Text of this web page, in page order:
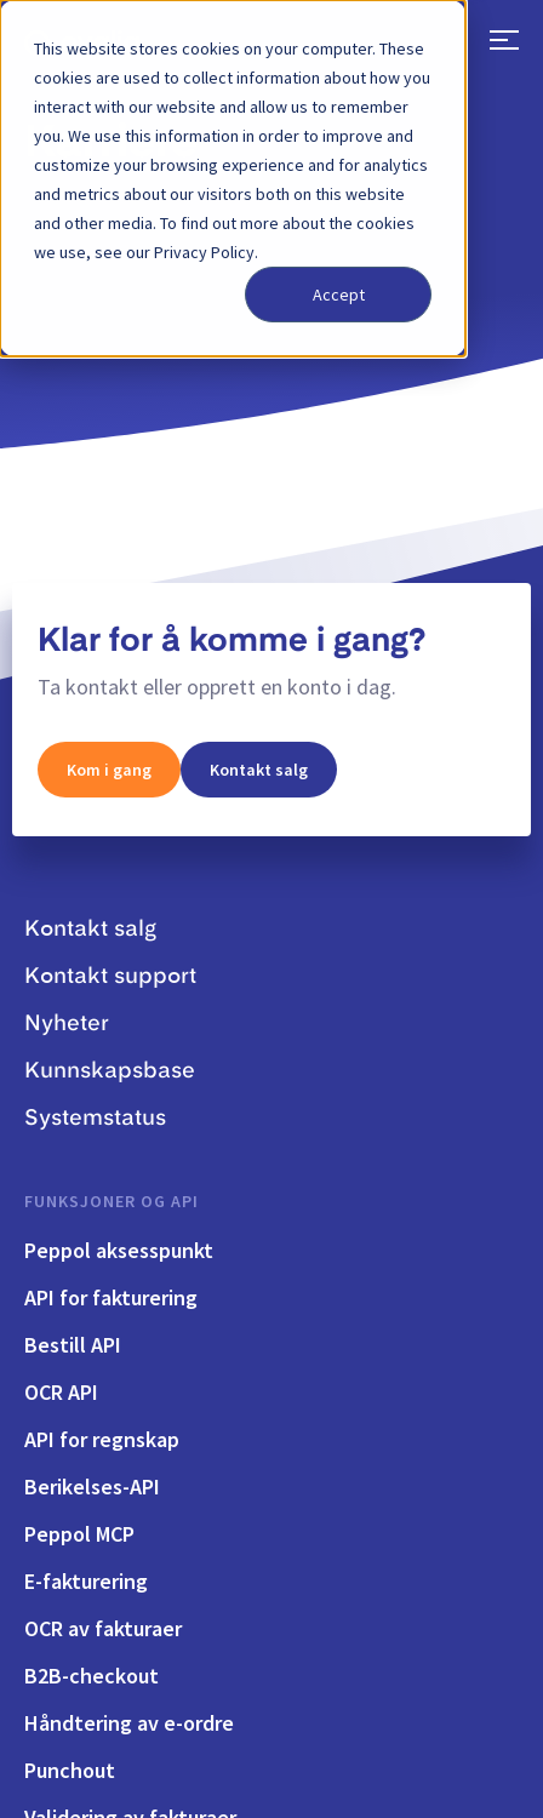
This website stores cookies on your computer. These
cookies are used to collect information about how you
interact with our website and allow us to remember
you. We use this information in order to improve and
customize your browsing experience and for analytics
and metrics about our visitors both on this website
and other media. To find out more about the cookies
we use, see our Privacy Policy.
Accept
Karriere
Klar for å komme i gang?
Ta kontakt eller opprett en konto i dag.
Kom i gang Kontakt salg
Kontakt salg
Kontakt support
Nyheter
Kunnskapsbase
Systemstatus
FUNKSJONER OG API
Peppol aksesspunkt
API for fakturering
Bestill API
OCR API
API for regnskap
Berikelses-API
Peppol MCP
E-fakturering
OCR av fakturaer
B2B-checkout
Håndtering av e-ordre
Punchout